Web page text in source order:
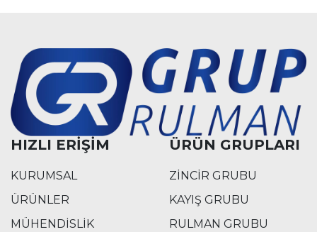
HIZLI ERİŞİM
KURUMSAL
ÜRÜNLER
MÜHENDİSLİK
ÜRÜN GRUPLARI
ZİNCİR GRUBU
KAYIŞ GRUBU
RULMAN GRUBU